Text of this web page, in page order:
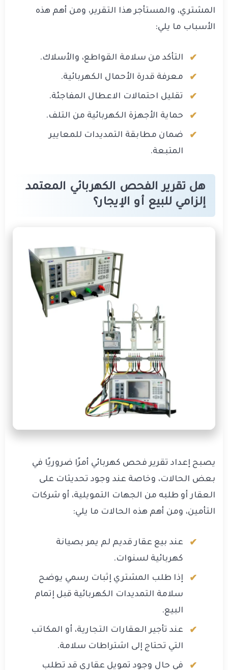
المشتري، والمستأجر هذا التقرير، ومن أهم هذه
الأسباب ما يلي:
التأكد من سلامة القواطع، والأسلاك.
معرفة قدرة الأحمال الكهربائية.
تقليل احتمالات الاعطال المفاجئة.
حماية الأجهزة الكهربائية من التلف.
ضمان مطابقة التمديدات للمعايير
المتبعة.
هل تقرير الفحص الكهربائي المعتمد
إلزامي للبيع أو الإيجار؟
يصبح إعداد تقرير فحص كهربائي أمرًا ضروريًا في
بعض الحالات، وخاصة عند وجود تحديثات على
العقار أو طلبه من الجهات التمويلية، أو شركات
التأمين، ومن أهم هذه الحالات ما يلي:
عند بيع عقار قديم لم يمر بصيانة
كهربائية لسنوات.
إذا طلب المشتري إثبات رسمي يوضح
سلامة التمديدات الكهربائية قبل إتمام
البيع.
عند تأجير العقارات التجارية، أو المكاتب
التي تحتاج إلى اشتراطات سلامة.
في حال وجود تمويل عقاري قد تطلب